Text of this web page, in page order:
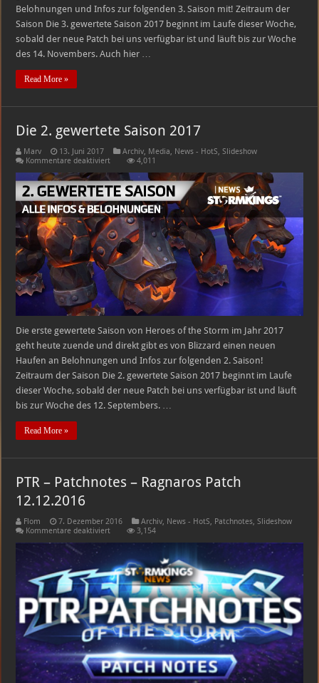
Belohnungen und Infos zur folgenden 3. Saison mit! Zeitraum der
Saison Die 3. gewertete Saison 2017 beginnt im Laufe dieser Woche,
sobald der neue Patch bei uns verfügbar ist und läuft bis zur Woche
des 14. Novembers. Auch hier …
Read More »
Die 2. gewertete Saison 2017
Marv 13. Juni 2017 Archiv, Media, News - HotS,Slideshow
Kommentare deaktiviertfür
2.
gewertete
Saison
2017
4,011
Die erste gewertete Saison von Heroes of the Storm im Jahr 2017
geht heute zuende und direkt gibt es von Blizzard einen neuen
Haufen an Belohnungen und Infos zur folgenden 2. Saison!
Zeitraum der Saison Die 2. gewertete Saison 2017 beginnt im Laufe
dieser Woche, sobald der neue Patch bei uns verfügbar ist und läuft
bis zur Woche des 12. Septembers. …
Read More »
PTR – Patchnotes – Ragnaros Patch
12.12.2016
Flom 7. Dezember 2016 Archiv, News - HotS, Patchnotes,Slideshow
Kommentare deaktiviertfür
Patchnotes
–
Ragnaros
Patch
12.12.2016
3,154